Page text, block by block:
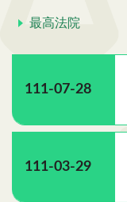
最高法院
111-07-28
111-03-29